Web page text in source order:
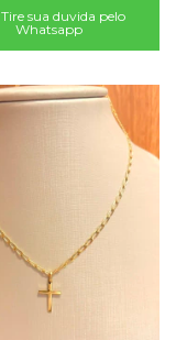
Tire sua duvida pelo
Whatsapp